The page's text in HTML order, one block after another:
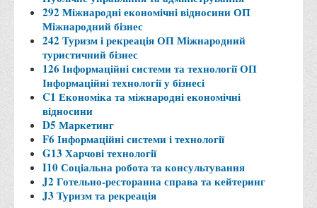
Туризму та готельно-ресторанної справи
Фізичного виховання та спорту
Менеджменту та публічного управління
Інноваційної економіки та цифрових технологій
Психології
Права
Обліку та оподаткування
Фінансів
Іноземної філології та перекладу
292 Міжнародні економічні відносини ОП
Міжнародний бізнес
242 Туризм і рекреація ОП Міжнародний
туристичний бізнес
126 Інформаційні системи та технології ОП
Інформаційні технології у бізнесі
C1 Економіка та міжнародні економічні
відносини
D5 Маркетинг
F6 Інформаційні системи і технології
G13 Харчові технології
I10 Соціальна робота та консультування
J2 Готельно-ресторанна справа та кейтеринг
J3 Туризм та рекреація